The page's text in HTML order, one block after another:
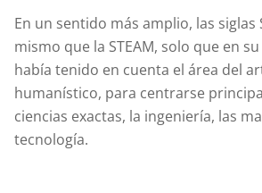
En un sentido más amplio, las siglas
mismo que la STEAM, solo que en
había tenido en cuenta el área del
humanístico, para centrarse
ciencias exactas, la ingeniería, las
tecnología.